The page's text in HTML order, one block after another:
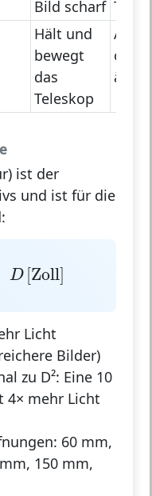
Bild scharf
Hält und
bewegt
das
Teleskop
oder
ist der
und ist für die
D [Zoll]
[Zoll]
Licht
Bilder)
zu D²: Eine 10
4× mehr Licht
60 mm,
150 mm,